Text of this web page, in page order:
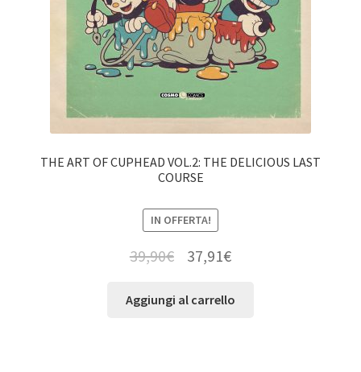
THE ART OF CUPHEAD VOL.2: THE DELICIOUS LAST
COURSE
IN OFFERTA!
39,90€ 37,91€
Aggiungi al carrello